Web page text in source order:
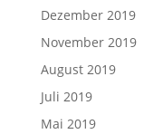
Dezember 2019
November 2019
August 2019
Juli 2019
Mai 2019